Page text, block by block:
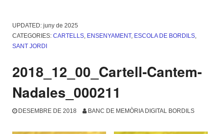
UPDATED: juny de 2025
CATEGORIES: CARTELLS, ENSENYAMENT, ESCOLA DE BORDILS,
SANT JORDI
2018_12_00_Cartell-Cantem-
Nadales_000211
DESEMBRE DE 2018 BANC DE MEMÒRIA DIGITAL BORDILS